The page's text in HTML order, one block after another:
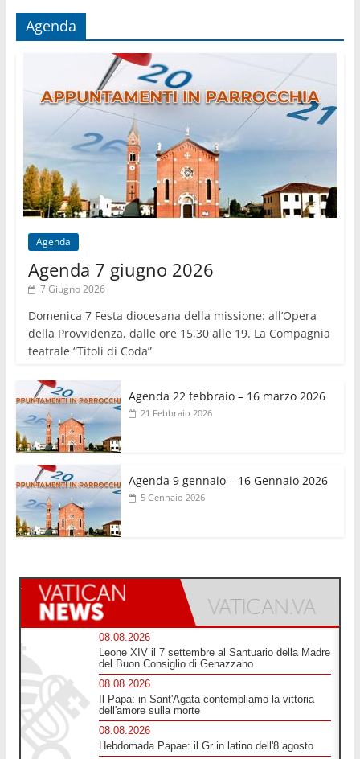
Agenda
Agenda
Agenda 7 giugno 2026
7 Giugno 2026
Domenica 7 Festa diocesana della missione: all’Opera
della Provvidenza, dalle ore 15,30 alle 19. La Compagnia
teatrale “Titoli di Coda”
Agenda 22 febbraio – 16 marzo 2026
21 Febbraio 2026
Agenda 9 gennaio – 16 Gennaio 2026
5 Gennaio 2026
08.08.2026
Leone XIV il 7 settembre al Santuario della Madre
del Buon Consiglio di Genazzano
08.08.2026
Il Papa: in Sant'Agata contempliamo la vittoria
dell'amore sulla morte
08.08.2026
Hebdomada Papae: il Gr in latino dell'8 agosto